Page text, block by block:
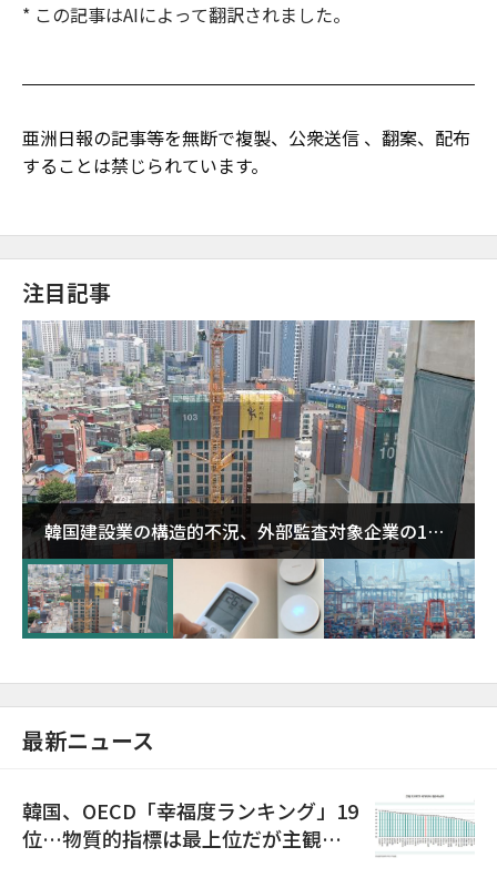
* この記事はAIによって翻訳されました。
亜洲日報の記事等を無断で複製、公衆送信 、翻案、配布
することは禁じられています。
注目記事
韓国建設業の構造的不況、外部監査対象企業の1割
超が「ゾンビ企業」に…5年で2.8倍増
最新ニュース
韓国、OECD「幸福度ランキング」19
位…物質的指標は最上位だが主観的